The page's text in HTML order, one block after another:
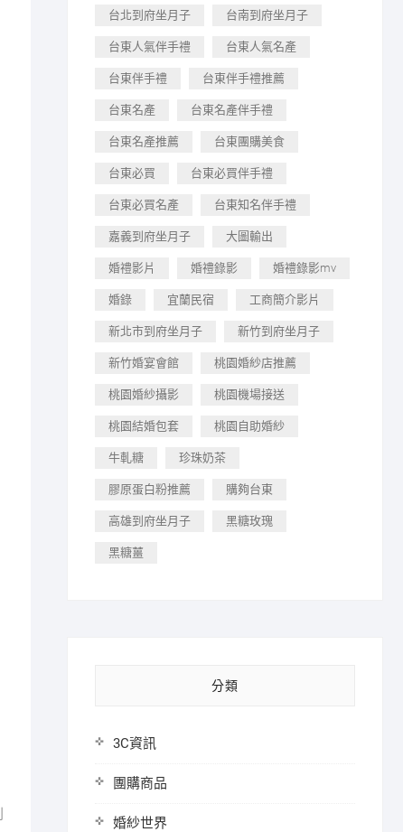
台北到府坐月子 台南到府坐月子
台東人氣伴手禮 台東人氣名產
台東伴手禮 台東伴手禮推薦
台東名產 台東名產伴手禮
台東名產推薦 台東團購美食
台東必買 台東必買伴手禮
台東必買名產 台東知名伴手禮
嘉義到府坐月子 大圖輸出
婚禮影片 婚禮錄影 婚禮錄影mv
婚錄 宜蘭民宿 工商簡介影片
新北市到府坐月子 新竹到府坐月子
新竹婚宴會館 桃園婚紗店推薦
桃園婚紗攝影 桃園機場接送
桃園結婚包套 桃園自助婚紗
牛軋糖 珍珠奶茶
膠原蛋白粉推薦 購夠台東
高雄到府坐月子 黑糖玫瑰
黑糖薑
分類
3C資訊
團購商品
婚紗世界